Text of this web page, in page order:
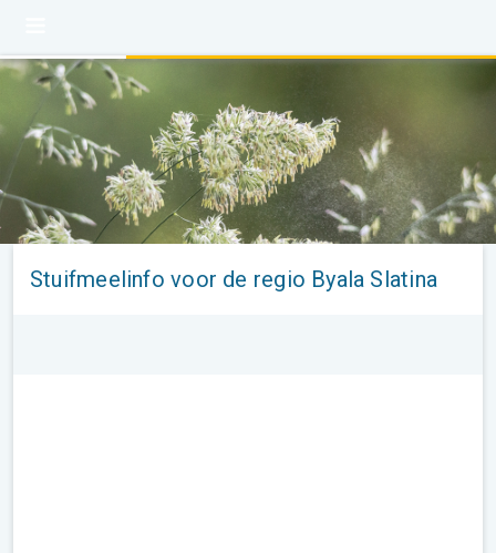
Stuifmeelinfo voor de regio Byala Slatina